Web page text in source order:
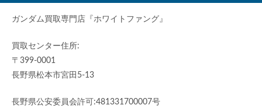
ガンダム買取専門店『ホワイトファング』
買取センター住所:
〒399-0001
長野県松本市宮田5-13
長野県公安委員会許可:481331700007号